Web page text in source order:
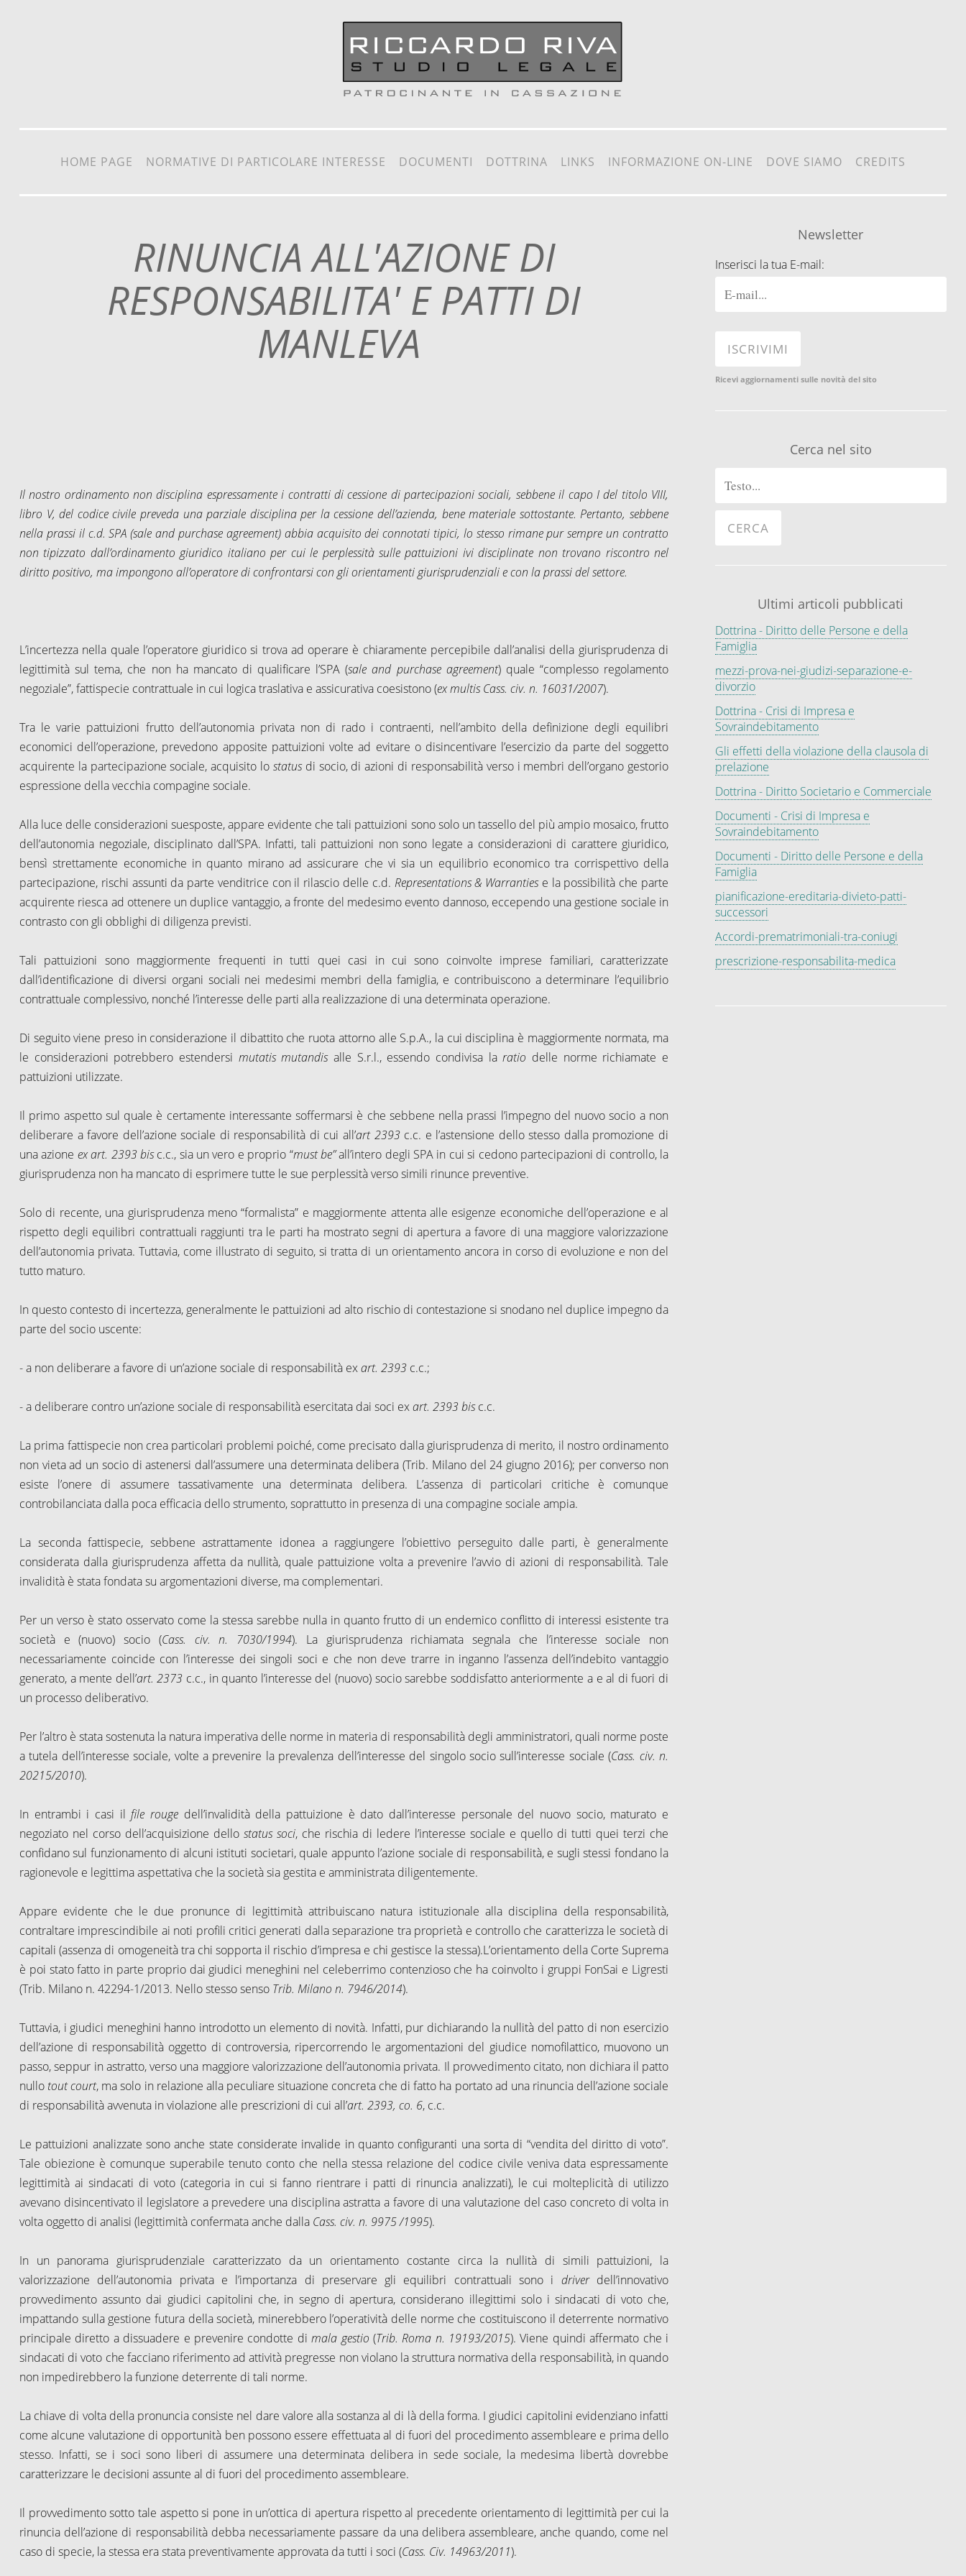
HOME PAGE NORMATIVE DI PARTICOLARE INTERESSE DOCUMENTI DOTTRINA LINKS INFORMAZIONE ON-LINE DOVE SIAMO CREDITS
RINUNCIA ALL'AZIONE DI
RESPONSABILITA' E PATTI DI
MANLEVA
Il nostro ordinamento non disciplina espressamente i contratti di cessione di partecipazioni sociali, sebbene il capo I del titolo VIII,
libro V, del codice civile preveda una parziale disciplina per la cessione dell’azienda, bene materiale sottostante. Pertanto, sebbene
nella prassi il c.d. SPA (sale and purchase agreement) abbia acquisito dei connotati tipici, lo stesso rimane pur sempre un contratto
non tipizzato dall’ordinamento giuridico italiano per cui le perplessità sulle pattuizioni ivi disciplinate non trovano riscontro nel
diritto positivo, ma impongono all’operatore di confrontarsi con gli orientamenti giurisprudenziali e con la prassi del settore.
L’incertezza nella quale l’operatore giuridico si trova ad operare è chiaramente percepibile dall’analisi della giurisprudenza di
legittimità sul tema, che non ha mancato di qualificare l’SPA (sale and purchase agreement) quale “complesso regolamento
negoziale”, fattispecie contrattuale in cui logica traslativa e assicurativa coesistono (ex multis Cass. civ. n. 16031/2007).
Tra le varie pattuizioni frutto dell’autonomia privata non di rado i contraenti, nell’ambito della definizione degli equilibri
economici dell’operazione, prevedono apposite pattuizioni volte ad evitare o disincentivare l’esercizio da parte del soggetto
acquirente la partecipazione sociale, acquisito lo status di socio, di azioni di responsabilità verso i membri dell’organo gestorio
espressione della vecchia compagine sociale.
Alla luce delle considerazioni suesposte, appare evidente che tali pattuizioni sono solo un tassello del più ampio mosaico, frutto
dell’autonomia negoziale, disciplinato dall’SPA. Infatti, tali pattuizioni non sono legate a considerazioni di carattere giuridico,
bensì strettamente economiche in quanto mirano ad assicurare che vi sia un equilibrio economico tra corrispettivo della
partecipazione, rischi assunti da parte venditrice con il rilascio delle c.d. Representations & Warrantiese la possibilità che parte
acquirente riesca ad ottenere un duplice vantaggio, a fronte del medesimo evento dannoso, eccependo una gestione sociale in
contrasto con gli obblighi di diligenza previsti.
Tali pattuizioni sono maggiormente frequenti in tutti quei casi in cui sono coinvolte imprese familiari, caratterizzate
dall’identificazione di diversi organi sociali nei medesimi membri della famiglia, e contribuiscono a determinare l’equilibrio
contrattuale complessivo, nonché l’interesse delle parti alla realizzazione di una determinata operazione.
Di seguito viene preso in considerazione il dibattito che ruota attorno alle S.p.A., la cui disciplina è maggiormente normata, ma
le considerazioni potrebbero estendersi mutatis mutandisalle S.r.l., essendo condivisa laratio delle norme richiamate e
pattuizioni utilizzate.
Il primo aspetto sul quale è certamente interessante soffermarsi è che sebbene nella prassi l’impegno del nuovo socio a non
deliberare a favore dell’azione sociale di responsabilità di cui all’art 2393c.c. e l’astensione dello stesso dalla promozione di
una azione exart. 2393 bisc.c., sia un vero e proprio “must be”all’intero degli SPA in cui si cedono partecipazioni di controllo, la
giurisprudenza non ha mancato di esprimere tutte le sue perplessità verso simili rinunce preventive.
Solo di recente, una giurisprudenza meno “formalista” e maggiormente attenta alle esigenze economiche dell’operazione e al
rispetto degli equilibri contrattuali raggiunti tra le parti ha mostrato segni di apertura a favore di una maggiore valorizzazione
dell’autonomia privata. Tuttavia, come illustrato di seguito, si tratta di un orientamento ancora in corso di evoluzione e non del
tutto maturo.
In questo contesto di incertezza, generalmente le pattuizioni ad alto rischio di contestazione si snodano nel duplice impegno da
parte del socio uscente:
- a non deliberare a favore di un’azione sociale di responsabilità exart. 2393 c.c.;
- a deliberare contro un’azione sociale di responsabilità esercitata dai soci exart. 2393 bisc.c.
La prima fattispecie non crea particolari problemi poiché, come precisato dalla giurisprudenza di merito, il nostro ordinamento
non vieta ad un socio di astenersi dall’assumere una determinata delibera (Trib. Milano del 24 giugno 2016); per converso non
esiste l’onere di assumere tassativamente una determinata delibera. L’assenza di particolari critiche è comunque
controbilanciata dalla poca efficacia dello strumento, soprattutto in presenza di una compagine sociale ampia.
La seconda fattispecie, sebbene astrattamente idonea a raggiungere l’obiettivo perseguito dalle parti, è generalmente
considerata dalla giurisprudenza affetta da nullità, quale pattuizione volta a prevenire l’avvio di azioni di responsabilità. Tale
invalidità è stata fondata su argomentazioni diverse, ma complementari.
Per un verso è stato osservato come la stessa sarebbe nulla in quanto frutto di un endemico conflitto di interessi esistente tra
società e (nuovo) socio (Cass. civ. n. 7030/1994). La giurisprudenza richiamata segnala che l’interesse sociale non
necessariamente coincide con l’interesse dei singoli soci e che non deve trarre in inganno l’assenza dell’indebito vantaggio
generato, a mente dell’art. 2373 c.c., in quanto l’interesse del (nuovo) socio sarebbe soddisfatto anteriormente a e al di fuori di
un processo deliberativo.
Per l’altro è stata sostenuta la natura imperativa delle norme in materia di responsabilità degli amministratori, quali norme poste
a tutela dell’interesse sociale, volte a prevenire la prevalenza dell’interesse del singolo socio sull’interesse sociale (Cass. civ. n.
20215/2010).
In entrambi i casi ilfile rouge dell’invalidità della pattuizione è dato dall’interesse personale del nuovo socio, maturato e
negoziato nel corso dell’acquisizione dello status soci, che rischia di ledere l’interesse sociale e quello di tutti quei terzi che
confidano sul funzionamento di alcuni istituti societari, quale appunto l’azione sociale di responsabilità, e sugli stessi fondano la
ragionevole e legittima aspettativa che la società sia gestita e amministrata diligentemente.
Appare evidente che le due pronunce di legittimità attribuiscano natura istituzionale alla disciplina della responsabilità,
contraltare imprescindibile ai noti profili critici generati dalla separazione tra proprietà e controllo che caratterizza le società di
capitali (assenza di omogeneità tra chi sopporta il rischio d’impresa e chi gestisce la stessa).L’orientamento della Corte Suprema
è poi stato fatto in parte proprio dai giudici meneghini nel celeberrimo contenzioso che ha coinvolto i gruppi FonSai e Ligresti
(Trib. Milano n. 42294-1/2013. Nello stesso senso Trib. Milano n. 7946/2014).
Tuttavia, i giudici meneghini hanno introdotto un elemento di novità. Infatti, pur dichiarando la nullità del patto di non esercizio
dell’azione di responsabilità oggetto di controversia, ripercorrendo le argomentazioni del giudice nomofilattico, muovono un
passo, seppur in astratto, verso una maggiore valorizzazione dell’autonomia privata. Il provvedimento citato, non dichiara il patto
nullo tout court, ma solo in relazione alla peculiare situazione concreta che di fatto ha portato ad una rinuncia dell’azione sociale
di responsabilità avvenuta in violazione alle prescrizioni di cui all’art. 2393, co. 6, c.c.
Le pattuizioni analizzate sono anche state considerate invalide in quanto configuranti una sorta di “vendita del diritto di voto”.
Tale obiezione è comunque superabile tenuto conto che nella stessa relazione del codice civile veniva data espressamente
legittimità ai sindacati di voto (categoria in cui si fanno rientrare i patti di rinuncia analizzati), le cui molteplicità di utilizzo
avevano disincentivato il legislatore a prevedere una disciplina astratta a favore di una valutazione del caso concreto di volta in
volta oggetto di analisi (legittimità confermata anche dalla Cass. civ. n. 9975 /1995).
In un panorama giurisprudenziale caratterizzato da un orientamento costante circa la nullità di simili pattuizioni, la
valorizzazione dell’autonomia privata e l’importanza di preservare gli equilibri contrattuali sono i driverdell’innovativo
provvedimento assunto dai giudici capitolini che, in segno di apertura, considerano illegittimi solo i sindacati di voto che,
impattando sulla gestione futura della società, minerebbero l’operatività delle norme che costituiscono il deterrente normativo
principale diretto a dissuadere e prevenire condotte dimala gestio (Trib. Roma n. 19193/2015). Viene quindi affermato che i
sindacati di voto che facciano riferimento ad attività pregresse non violano la struttura normativa della responsabilità, in quando
non impedirebbero la funzione deterrente di tali norme.
La chiave di volta della pronuncia consiste nel dare valore alla sostanza al di là della forma. I giudici capitolini evidenziano infatti
come alcune valutazione di opportunità ben possono essere effettuata al di fuori del procedimento assembleare e prima dello
stesso. Infatti, se i soci sono liberi di assumere una determinata delibera in sede sociale, la medesima libertà dovrebbe
caratterizzare le decisioni assunte al di fuori del procedimento assembleare.
Il provvedimento sotto tale aspetto si pone in un’ottica di apertura rispetto al precedente orientamento di legittimità per cui la
rinuncia dell’azione di responsabilità debba necessariamente passare da una delibera assembleare, anche quando, come nel
caso di specie, la stessa era stata preventivamente approvata da tutti i soci (Cass. Civ. 14963/2011).
Newsletter
Inserisci la tua E-mail:
Ricevi aggiornamenti sulle novità del sito
Cerca nel sito
Ultimi articoli pubblicati
Dottrina - Diritto delle Persone e della
Famiglia
mezzi-prova-nei-giudizi-separazione-e-
divorzio
Dottrina - Crisi di Impresa e
Sovraindebitamento
Gli effetti della violazione della clausola di
prelazione
Dottrina - Diritto Societario e Commerciale
Documenti - Crisi di Impresa e
Sovraindebitamento
Documenti - Diritto delle Persone e della
Famiglia
pianificazione-ereditaria-divieto-patti-
successori
Accordi-prematrimoniali-tra-coniugi
prescrizione-responsabilita-medica